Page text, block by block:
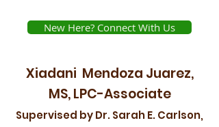
New Here? Connect With Us
Xiadani Mendoza Juarez,
MS, LPC-Associate
Supervised by Dr. Sarah E. Carlson,